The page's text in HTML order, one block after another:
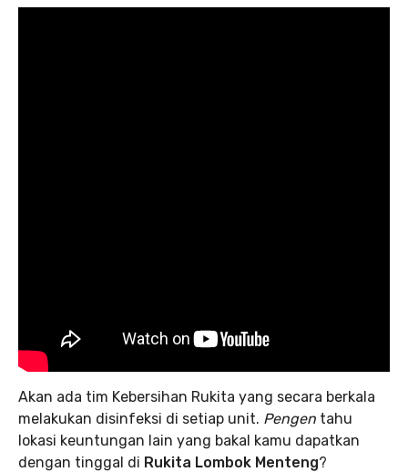
Akan ada tim Kebersihan Rukita yang secara berkala
melakukan disinfeksi di setiap unit. Pengen tahu
lokasi keuntungan lain yang bakal kamu dapatkan
dengan tinggal di Rukita Lombok Menteng?